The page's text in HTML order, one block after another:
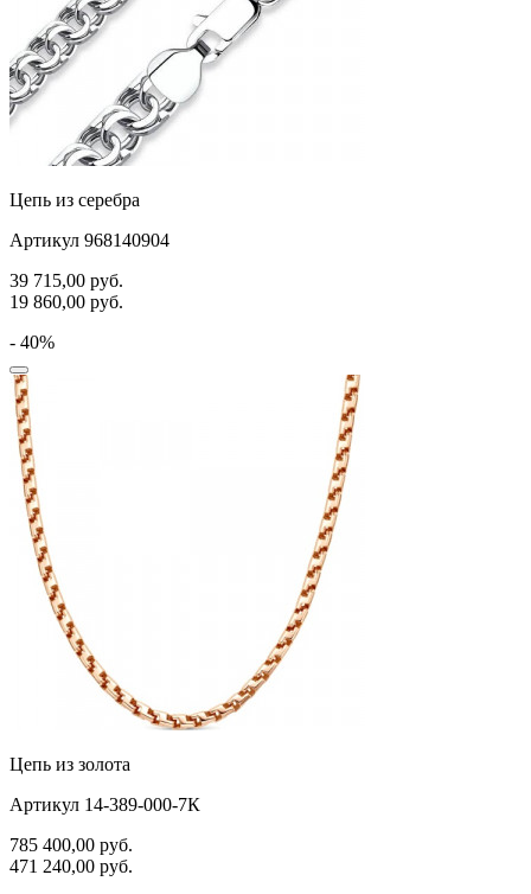
Цепь из серебра
Артикул 968140904
39 715,00 руб.
19 860,00 руб.
- 40%
Цепь из золота
Артикул 14-389-000-7К
785 400,00 руб.
471 240,00 руб.